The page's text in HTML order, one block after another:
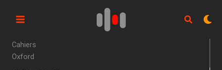
Cahiers
Oxford